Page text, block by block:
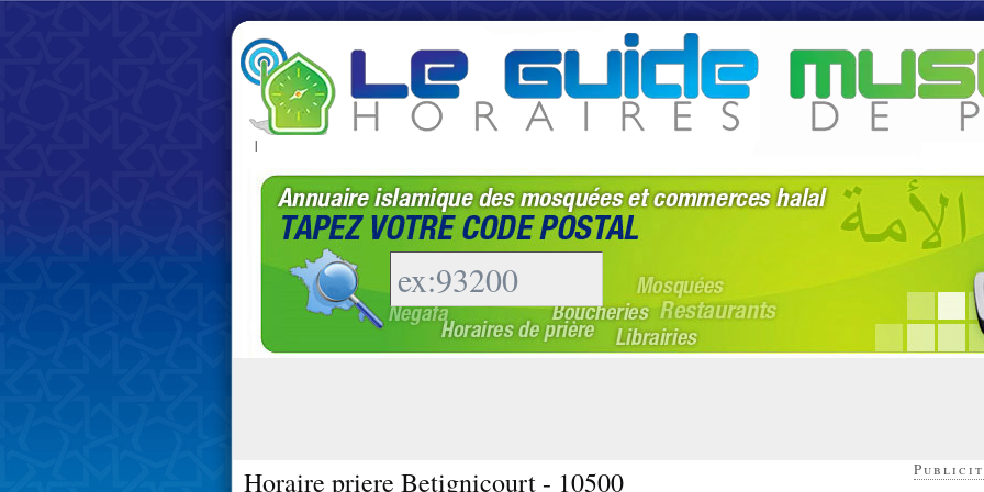
|
Horaire priere Betignicourt - 10500